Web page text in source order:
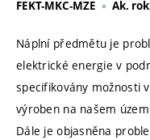
FEKT-MKC-MZE Ak.
Náplní předmětu je
elektrické energie v
specifikovány možnosti
výroben na našem
Dále je objasněna